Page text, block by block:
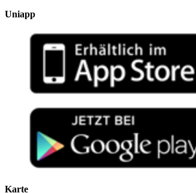
Uniapp
Karte